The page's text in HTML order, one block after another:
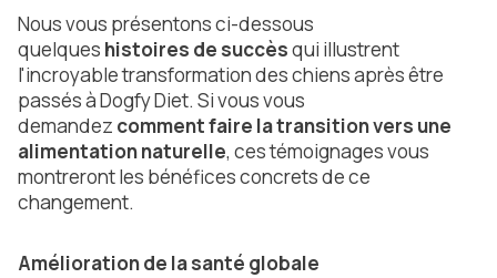
Nous vous présentons ci-dessous
quelques histoires de succèsqui illustrent
l'incroyable transformation des chiens après être
passés à Dogfy Diet. Si vous vous
demandez comment faire la transition vers une
alimentation naturelle, ces témoignages vous
montreront les bénéfices concrets de ce
changement.
Amélioration de la santé globale